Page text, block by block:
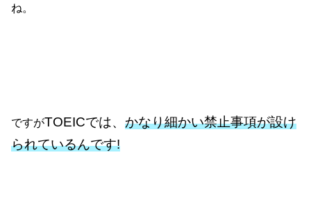
ね。
ですがTOEICでは、かなり細かい禁止事項が設け
られているんです!